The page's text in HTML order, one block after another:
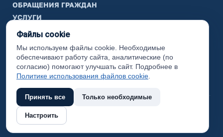
ОБРАЩЕНИЯ ГРАЖДАН
УСЛУГИ
ТИК
ИНФОРМАЦИЯ
Законодательная карта
Карта сайта
(с) 2017 Ханты-Мансийский район, официальный сайт
администрации
Файлы cookie
Мы используем файлы cookie. Необходимые
обеспечивают работу сайта, аналитические (по
согласию) помогают улучшать сайт. Подробнее в
Политике использования файлов cookie
Принять все Только необходимые
Настроить